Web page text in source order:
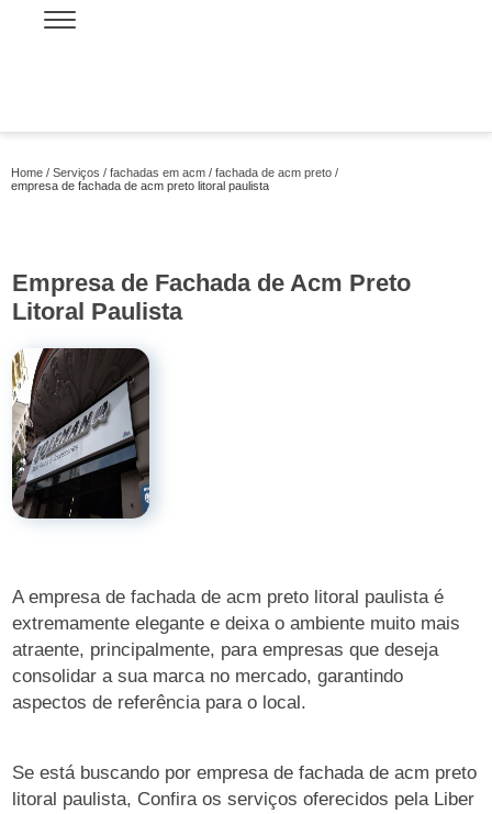
Home Serviços fachadas em acm
fachada de acm preto
empresa de fachada de acm preto litoral paulista
Empresa de Fachada de Acm Preto
Litoral Paulista
A empresa de fachada de acm preto litoral paulista é
extremamente elegante e deixa o ambiente muito mais
atraente, principalmente, para empresas que deseja
consolidar a sua marca no mercado, garantindo
aspectos de referência para o local.
Se está buscando por empresa de fachada de acm preto
litoral paulista, Confira os serviços oferecidos pela Liber